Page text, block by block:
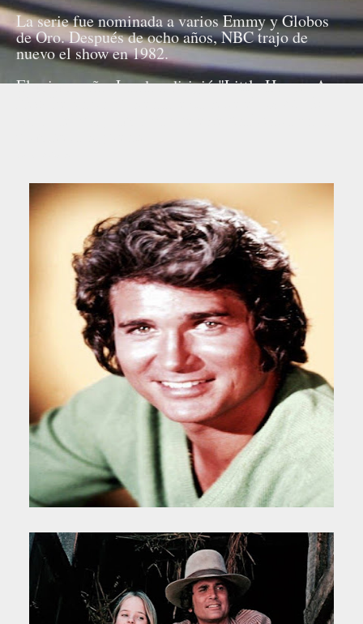
La serie fue nominada a varios Emmy y Globos
de Oro. Después de ocho años, NBC trajo de
nuevo el show en 1982.
El mismo año, Landon dirigió "Little House: A